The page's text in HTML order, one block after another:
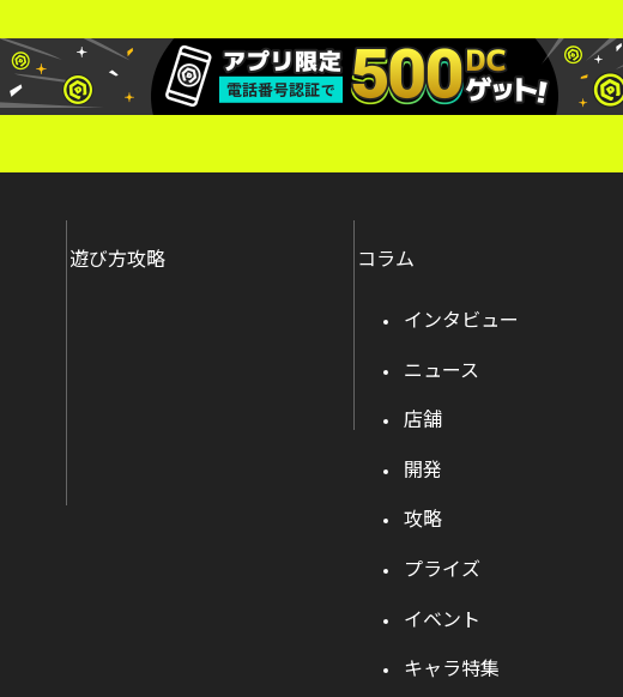
遊び方攻略 コラム
インタビュー
ニュース
店舗
開発
攻略
プライズ
イベント
キャラ特集